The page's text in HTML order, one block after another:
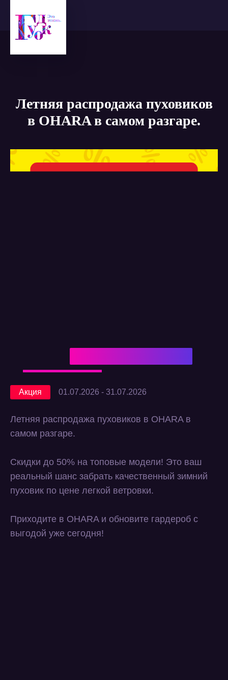
Летняя распродажа пуховиков
в OHARA в самом разгаре.
Акция 01.07.2026 - 31.07.2026
Летняя распродажа пуховиков в OHARA в
самом разгаре.
Скидки до 50% на топовые модели! Это ваш
реальный шанс забрать качественный зимний
пуховик по цене легкой ветровки.
Приходите в OHARA и обновите гардероб с
выгодой уже сегодня!